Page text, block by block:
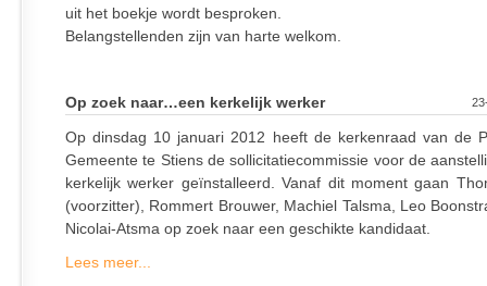
uit het boekje wordt besproken.
Belangstellenden zijn van harte welkom.
Op zoek naar…een kerkelijk werker
Op dinsdag 10 januari 2012 heeft de kerkenraad van de
Gemeente te Stiens de sollicitatiecommissie voor de
kerkelijk werker geïnstalleerd. Vanaf dit moment gaan
(voorzitter), Rommert Brouwer, Machiel Talsma, Leo
Nicolai-Atsma op zoek naar een geschikte kandidaat.
Lees meer...